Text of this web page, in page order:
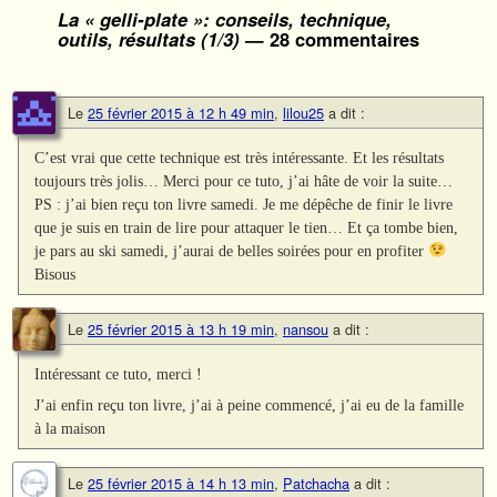
La « gelli-plate »: conseils, technique,
outils, résultats (1/3)— 28 commentaires
Le 25 février 2015 à 12 h 49 min, lilou25 a dit :
C’est vrai que cette technique est très intéressante. Et les résultats
toujours très jolis… Merci pour ce tuto, j’ai hâte de voir la suite…
PS : j’ai bien reçu ton livre samedi. Je me dépêche de finir le livre
que je suis en train de lire pour attaquer le tien… Et ça tombe bien,
je pars au ski samedi, j’aurai de belles soirées pour en profiter
Bisous
Le 25 février 2015 à 13 h 19 min, nansou a dit :
Intéressant ce tuto, merci !
J’ai enfin reçu ton livre, j’ai à peine commencé, j’ai eu de la famille
à la maison
Le 25 février 2015 à 14 h 13 min, Patchacha a dit :